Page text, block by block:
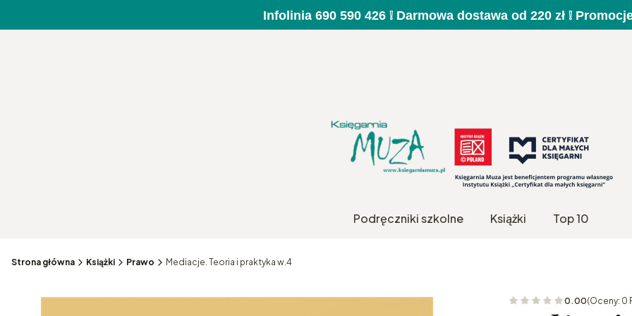
Infolinia 690 590 426 ❕ Darmowa dostawa od 220 zł ❕
Podręczniki szkolne Książki Top 10
Strona główna Książki Prawo Mediacje. Teoria i praktyka w.4
0.00(Oceny: 0